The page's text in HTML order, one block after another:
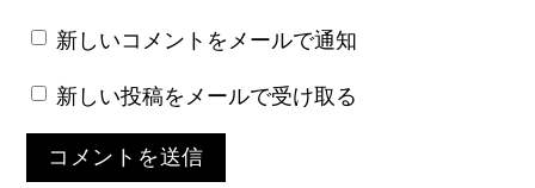
新しいコメントをメールで通知
新しい投稿をメールで受け取る